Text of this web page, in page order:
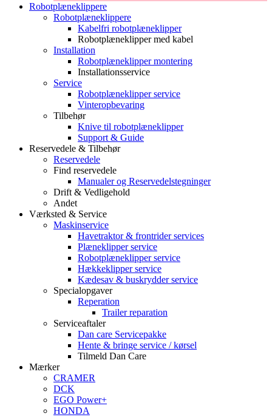
Robotplæneklippere
Robotplæneklippere
Kabelfri robotplæneklipper
Robotplæneklipper med kabel
Installation
Robotplæneklipper montering
Installationsservice
Service
Robotplæneklipper service
Vinteropbevaring
Tilbehør
Knive til robotplæneklipper
Support & Guide
Reservedele & Tilbehør
Reservedele
Find reservedele
Manualer og Reservedelstegninger
Drift & Vedligehold
Andet
Værksted & Service
Maskinservice
Havetraktor & frontrider services
Plæneklipper service
Robotplæneklipper service
Hækkeklipper service
Kædesav & buskrydder service
Specialopgaver
Reperation
Trailer reparation
Serviceaftaler
Dan care Servicepakke
Hente & bringe service / kørsel
Tilmeld Dan Care
Mærker
CRAMER
DCK
EGO Power+
HONDA